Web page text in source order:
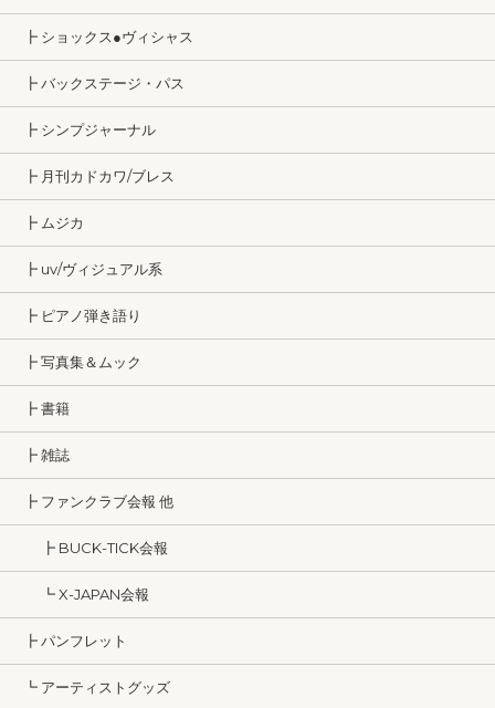
┣ ショックス●ヴィシャス
┣ バックステージ・パス
┣ シンプジャーナル
┣ 月刊カドカワ/ブレス
┣ ムジカ
┣ uv/ヴィジュアル系
┣ ピアノ弾き語り
┣ 写真集＆ムック
┣ 書籍
┣ 雑誌
┣ ファンクラブ会報 他
┣ BUCK-TICK会報
┗ X-JAPAN会報
┣ パンフレット
┗ アーティストグッズ